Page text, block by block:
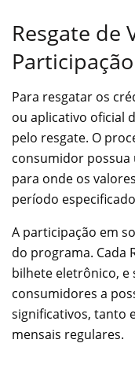
Resgate de
Para resgatar os
ou aplicativo oficial
pelo resgate. O
consumidor possua
para onde os
período
A participação em
do programa. Cada
bilhete eletrônico,
consumidores a
significativos, tanto
mensais regulares.